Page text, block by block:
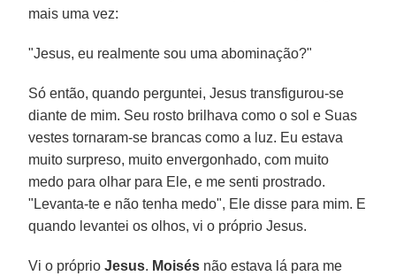
mais uma vez:
"Jesus, eu realmente sou uma abominação?"
Só então, quando perguntei, Jesus transfigurou-se
diante de mim. Seu rosto brilhava como o sol e Suas
vestes tornaram-se brancas como a luz. Eu estava
muito surpreso, muito envergonhado, com muito
medo para olhar para Ele, e me senti prostrado.
"Levanta-te e não tenha medo", Ele disse para mim. E
quando levantei os olhos, vi o próprio Jesus.
Vi o próprioJesus. Moisés não estava lá para me